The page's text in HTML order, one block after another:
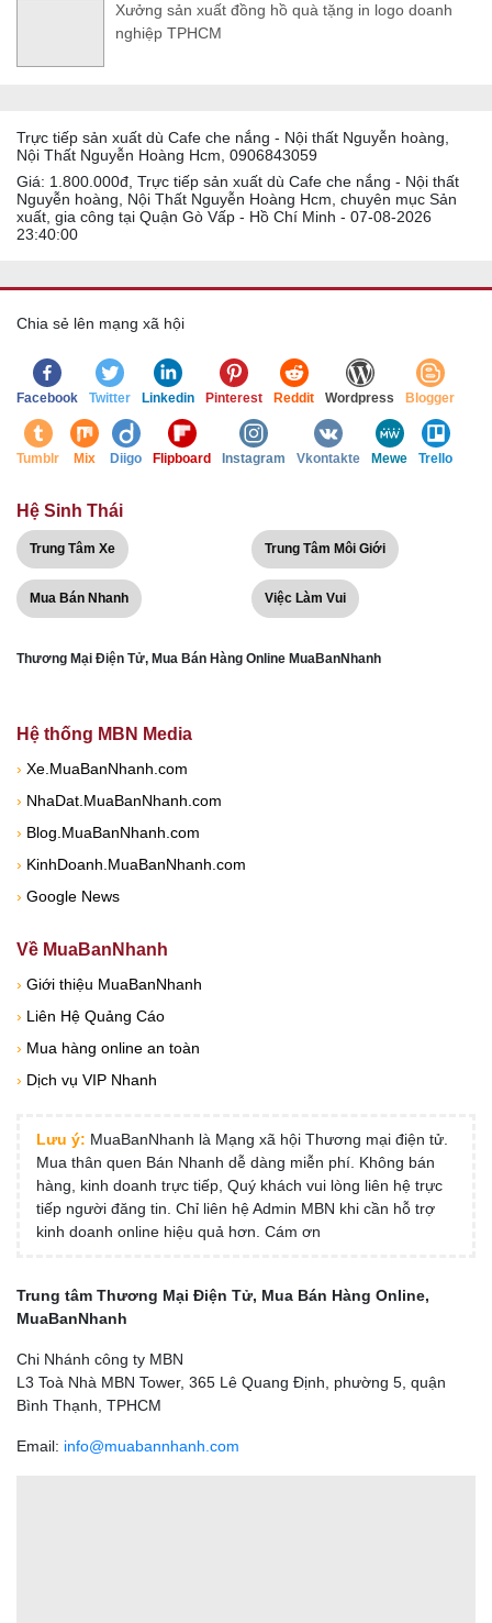
Xưởng sản xuất đồng hồ quà tặng in logo doanh
nghiệp TPHCM
Trực tiếp sản xuất dù Cafe che nắng - Nội thất Nguyễn hoàng,
Nội Thất Nguyễn Hoàng Hcm, 0906843059
Giá: 1.800.000đ, Trực tiếp sản xuất dù Cafe che nắng - Nội thất
Nguyễn hoàng, Nội Thất Nguyễn Hoàng Hcm, chuyên mục Sản
xuất, gia công tại Quận Gò Vấp - Hồ Chí Minh - 07-08-2026
23:40:00
Chia sẻ lên mạng xã hội
Facebook Twitter Linkedin Pinterest Reddit Wordpress Blogger
Tumblr Mix Diigo Flipboard Instagram Vkontakte Mewe Trello
Hệ Sinh Thái
Trung Tâm Xe Trung Tâm Môi Giới
Mua Bán Nhanh Việc Làm Vui
Thương Mại Điện Tử, Mua Bán Hàng Online MuaBanNhanh
Hệ thống MBN Media
› Xe.MuaBanNhanh.com
› NhaDat.MuaBanNhanh.com
› Blog.MuaBanNhanh.com
› KinhDoanh.MuaBanNhanh.com
› Google News
Về MuaBanNhanh
› Giới thiệu MuaBanNhanh
› Liên Hệ Quảng Cáo
› Mua hàng online an toàn
› Dịch vụ VIP Nhanh
Lưu ý: MuaBanNhanh là Mạng xã hội Thương mại điện tử.
Mua thân quen Bán Nhanh dễ dàng miễn phí. Không bán
hàng, kinh doanh trực tiếp, Quý khách vui lòng liên hệ trực
tiếp người đăng tin. Chỉ liên hệ Admin MBN khi cần hỗ trợ
kinh doanh online hiệu quả hơn. Cám ơn
Trung tâm Thương Mại Điện Tử, Mua Bán Hàng Online,
MuaBanNhanh
Chi Nhánh công ty MBN
L3 Toà Nhà MBN Tower, 365 Lê Quang Định, phường 5, quận
Bình Thạnh, TPHCM
Email: info@muabannhanh.com